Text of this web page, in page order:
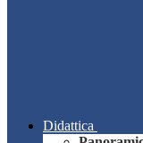
Didattica